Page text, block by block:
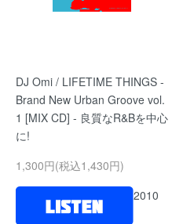
DJ Omi / LIFETIME THINGS -
Brand New Urban Groove vol.
1 [MIX CD] - 良質なR&Bを中心
に!
1,300円(税込1,430円)
2010